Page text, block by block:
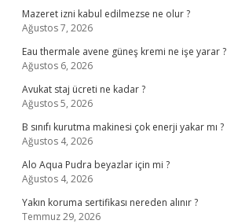
Mazeret izni kabul edilmezse ne olur ?
Ağustos 7, 2026
Eau thermale avene güneş kremi ne işe yarar ?
Ağustos 6, 2026
Avukat staj ücreti ne kadar ?
Ağustos 5, 2026
B sınıfı kurutma makinesi çok enerji yakar mı ?
Ağustos 4, 2026
Alo Aqua Pudra beyazlar için mi ?
Ağustos 4, 2026
Yakın koruma sertifikası nereden alınır ?
Temmuz 29, 2026